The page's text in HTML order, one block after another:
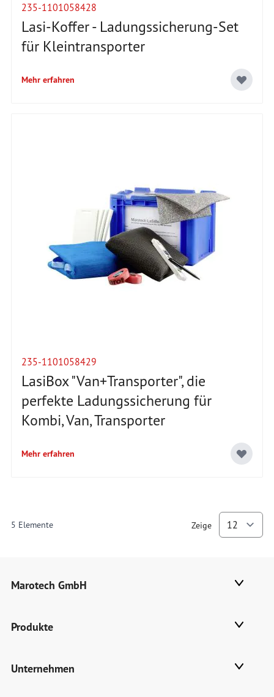
235-1101058428
Lasi-Koffer - Ladungssicherung-Set
für Kleintransporter
Mehr erfahren
235-1101058429
LasiBox "Van+Transporter", die
perfekte Ladungssicherung für
Kombi, Van, Transporter
Mehr erfahren
5 Elemente Zeige
Marotech GmbH
Produkte
Unternehmen